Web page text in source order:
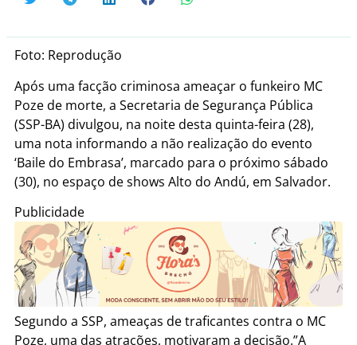
Foto: Reprodução
Após uma facção criminosa ameaçar o funkeiro MC
Poze de morte, a Secretaria de Segurança Pública
(SSP-BA) divulgou, na noite desta quinta-feira (28),
uma nota informando a não realização do evento
‘Baile do Embrasa’, marcado para o próximo sábado
(30), no espaço de shows Alto do Andú, em Salvador.
Publicidade
Segundo a SSP, ameaças de traficantes contra o MC
Poze, uma das atrações, motivaram a decisão.”A